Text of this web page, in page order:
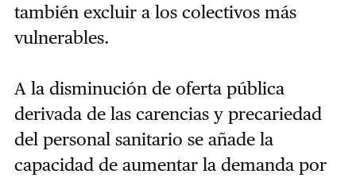
también excluir a los colectivos más
vulnerables.
A la disminución de oferta pública
derivada de las carencias y precariedad
del personal sanitario se añade la
capacidad de aumentar la demanda por